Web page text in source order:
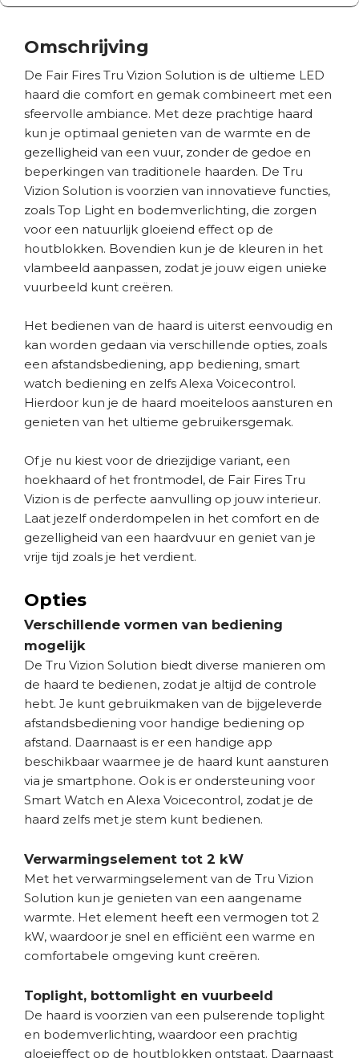
Omschrijving
De Fair Fires Tru Vizion Solution is de ultieme LED
haard die comfort en gemak combineert met een
sfeervolle ambiance. Met deze prachtige haard
kun je optimaal genieten van de warmte en de
gezelligheid van een vuur, zonder de gedoe en
beperkingen van traditionele haarden. De Tru
Vizion Solution is voorzien van innovatieve functies,
zoals Top Light en bodemverlichting, die zorgen
voor een natuurlijk gloeiend effect op de
houtblokken. Bovendien kun je de kleuren in het
vlambeeld aanpassen, zodat je jouw eigen unieke
vuurbeeld kunt creëren.
Het bedienen van de haard is uiterst eenvoudig en
kan worden gedaan via verschillende opties, zoals
een afstandsbediening, app bediening, smart
watch bediening en zelfs Alexa Voicecontrol.
Hierdoor kun je de haard moeiteloos aansturen en
genieten van het ultieme gebruikersgemak.
Of je nu kiest voor de driezijdige variant, een
hoekhaard of het frontmodel, de Fair Fires Tru
Vizion is de perfecte aanvulling op jouw interieur.
Laat jezelf onderdompelen in het comfort en de
gezelligheid van een haardvuur en geniet van je
vrije tijd zoals je het verdient.
Opties
Verschillende vormen van bediening
mogelijk
De Tru Vizion Solution biedt diverse manieren om
de haard te bedienen, zodat je altijd de controle
hebt. Je kunt gebruikmaken van de bijgeleverde
afstandsbediening voor handige bediening op
afstand. Daarnaast is er een handige app
beschikbaar waarmee je de haard kunt aansturen
via je smartphone. Ook is er ondersteuning voor
Smart Watch en Alexa Voicecontrol, zodat je de
haard zelfs met je stem kunt bedienen.
Verwarmingselement tot 2 kW
Met het verwarmingselement van de Tru Vizion
Solution kun je genieten van een aangename
warmte. Het element heeft een vermogen tot 2
kW, waardoor je snel en efficiënt een warme en
comfortabele omgeving kunt creëren.
Toplight, bottomlight en vuurbeeld
De haard is voorzien van een pulserende toplight
en bodemverlichting, waardoor een prachtig
gloeieffect op de houtblokken ontstaat. Daarnaast